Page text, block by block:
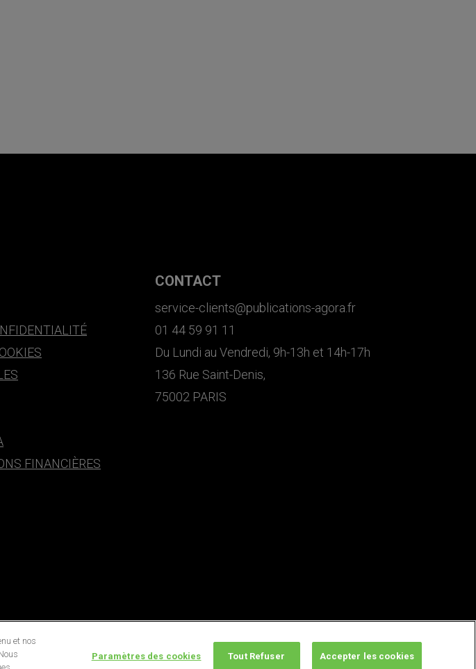
FINANCIÈRES
CONTACT
service-clients@publications-agora.fr
01 44 59 91 11
Du Lundi au Vendredi, 9h-13h et 14h-17h
136 Rue Saint-Denis,
75002 PARIS
et nos
Paramètres des cookies Tout Refuser Accepter les cookies